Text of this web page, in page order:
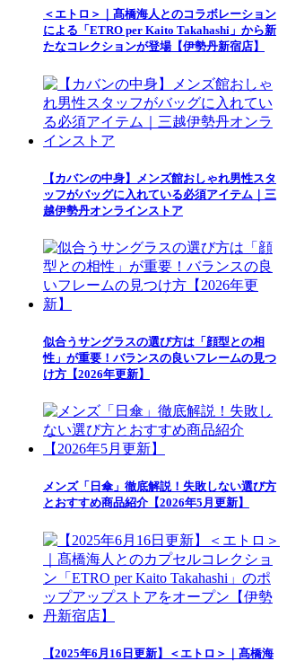
＜エトロ＞｜髙橋海人とのコラボレーション
による「ETRO per Kaito Takahashi」から新
たなコレクションが登場【伊勢丹新宿店】
【カバンの中身】メンズ館おしゃれ男性スタ
ッフがバッグに入れている必須アイテム｜三
越伊勢丹オンラインストア
似合うサングラスの選び方は「顔型との相
性」が重要！バランスの良いフレームの見つ
け方【2026年更新】
メンズ「日傘」徹底解説！失敗しない選び方
とおすすめ商品紹介【2026年5月更新】
【2025年6月16日更新】＜エトロ＞｜髙橋海